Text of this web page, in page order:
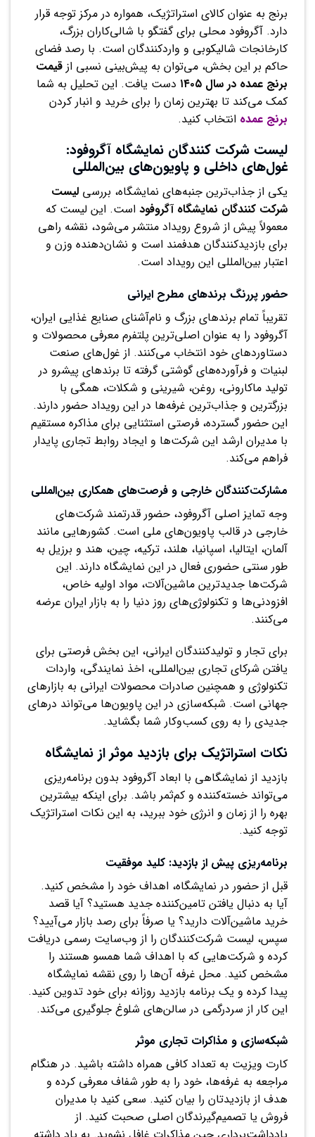
برنج به عنوان کالای استراتژیک، همواره در مرکز توجه قرار
دارد. آگروفود محلی برای گفتگو با شالی‌کاران بزرگ،
کارخانجات شالیکوبی و واردکنندگان است. با رصد فضای
حاکم بر این بخش، می‌توان به پیش‌بینی نسبی از قیمت
برنج عمده در سال ۱۴۰۵
دست یافت. این تحلیل به شما
کمک می‌کند تا بهترین زمان را برای خرید و انبار کردن
برنج عمده انتخاب کنید.
لیست شرکت کنندگان نمایشگاه آگروفود:
غول‌های داخلی و پاویون‌های بین‌المللی
یکی از جذاب‌ترین جنبه‌های نمایشگاه، بررسی لیست
شرکت کنندگان نمایشگاه آگروفود است. این لیست که
معمولاً پیش از شروع رویداد منتشر می‌شود، نقشه راهی
برای بازدیدکنندگان هدفمند است و نشان‌دهنده وزن و
اعتبار بین‌المللی این رویداد است.
حضور پررنگ برندهای مطرح ایرانی
تقریباً تمام برندهای بزرگ و نام‌آشنای صنایع غذایی ایران،
آگروفود را به عنوان اصلی‌ترین پلتفرم معرفی محصولات و
دستاوردهای خود انتخاب می‌کنند. از غول‌های صنعت
لبنیات و فرآورده‌های گوشتی گرفته تا برندهای پیشرو در
تولید ماکارونی، روغن، شیرینی و شکلات، همگی با
بزرگترین و جذاب‌ترین غرفه‌ها در این رویداد حضور دارند.
این حضور گسترده، فرصتی استثنایی برای مذاکره مستقیم
با مدیران ارشد این شرکت‌ها و ایجاد روابط تجاری پایدار
فراهم می‌کند.
مشارکت‌کنندگان خارجی و فرصت‌های همکاری بین‌المللی
وجه تمایز اصلی آگروفود، حضور قدرتمند شرکت‌های
خارجی در قالب پاویون‌های ملی است. کشورهایی مانند
آلمان، ایتالیا، اسپانیا، هلند، ترکیه، چین، هند و برزیل به
طور سنتی حضوری فعال در این نمایشگاه دارند. این
شرکت‌ها جدیدترین ماشین‌آلات، مواد اولیه خاص،
افزودنی‌ها و تکنولوژی‌های روز دنیا را به بازار ایران عرضه
می‌کنند.
برای تجار و تولیدکنندگان ایرانی، این بخش فرصتی برای
یافتن شرکای تجاری بین‌المللی، اخذ نمایندگی، واردات
تکنولوژی و همچنین صادرات محصولات ایرانی به بازارهای
جهانی است. شبکه‌سازی در این پاویون‌ها می‌تواند درهای
جدیدی را به روی کسب‌وکار شما بگشاید.
نکات استراتژیک برای بازدید موثر از نمایشگاه
بازدید از نمایشگاهی با ابعاد آگروفود بدون برنامه‌ریزی
می‌تواند خسته‌کننده و کم‌ثمر باشد. برای اینکه بیشترین
بهره را از زمان و انرژی خود ببرید، به این نکات استراتژیک
توجه کنید.
برنامه‌ریزی پیش از بازدید: کلید موفقیت
قبل از حضور در نمایشگاه، اهداف خود را مشخص کنید.
آیا به دنبال یافتن تامین‌کننده جدید هستید؟ آیا قصد
خرید ماشین‌آلات دارید؟ یا صرفاً برای رصد بازار می‌آیید؟
سپس، لیست شرکت‌کنندگان را از وب‌سایت رسمی دریافت
کرده و شرکت‌هایی که با اهداف شما همسو هستند را
مشخص کنید. محل غرفه آن‌ها را روی نقشه نمایشگاه
پیدا کرده و یک برنامه بازدید روزانه برای خود تدوین کنید.
این کار از سردرگمی در سالن‌های شلوغ جلوگیری می‌کند.
شبکه‌سازی و مذاکرات تجاری موثر
کارت ویزیت به تعداد کافی همراه داشته باشید. در هنگام
مراجعه به غرفه‌ها، خود را به طور شفاف معرفی کرده و
هدف از بازدیدتان را بیان کنید. سعی کنید با مدیران
فروش یا تصمیم‌گیرندگان اصلی صحبت کنید. از